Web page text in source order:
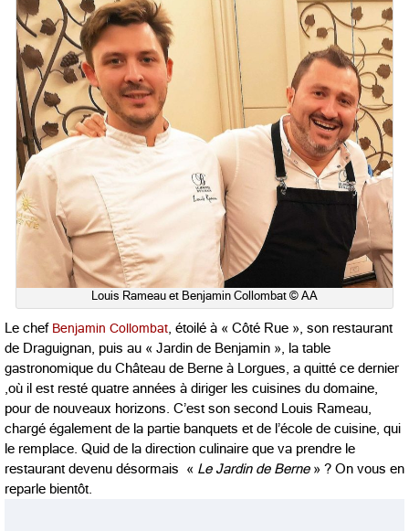
Louis Rameau et Benjamin Collombat © AA
Le chef Benjamin Collombat , étoilé à « Côté Rue », son restaurant
de Draguignan, puis au « Jardin de Benjamin », la table
gastronomique du Château de Berne à Lorgues, a quitté ce dernier
,où il est resté quatre années à diriger les cuisines du domaine,
pour de nouveaux horizons. C’est son second Louis Rameau,
chargé également de la partie banquets et de l’école de cuisine, qui
le remplace. Quid de la direction culinaire que va prendre le
restaurant devenu désormais « Le Jardin de Berne» ? On vous en
reparle bientôt.